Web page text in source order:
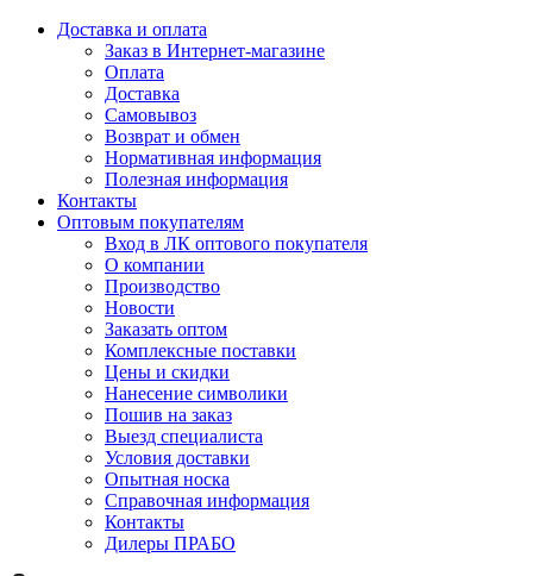
Доставка и оплата
Заказ в Интернет-магазине
Оплата
Доставка
Самовывоз
Возврат и обмен
Нормативная информация
Полезная информация
Контакты
Оптовым покупателям
Вход в ЛК оптового покупателя
О компании
Производство
Новости
Заказать оптом
Комплексные поставки
Цены и скидки
Нанесение символики
Пошив на заказ
Выезд специалиста
Условия доставки
Опытная носка
Справочная информация
Контакты
Дилеры ПРАБО